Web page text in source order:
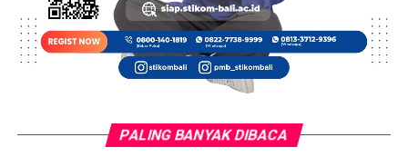
PALING BANYAK DIBACA